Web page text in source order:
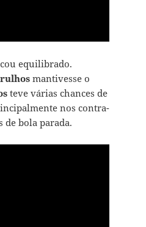
equilibrado.
mantivesse o
teve várias chances de
nos contra-
de bola parada.